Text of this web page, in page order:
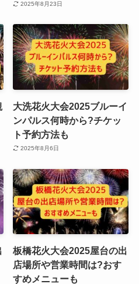
2025年8月23日
大洗花火大会2025ブルーイ
ンパルス何時から?チケッ
ト予約方法も
2025年8月6日
板橋花火大会2025屋台の出
店場所や営業時間は?おす
すめメニューも